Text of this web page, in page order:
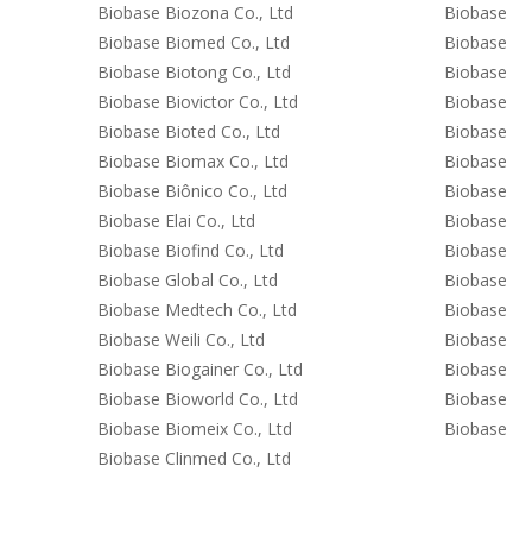
Biobase Biozona Co., Ltd
Biobase Biomed Co., Ltd
Biobase Biotong Co., Ltd
Biobase Biovictor Co., Ltd
Biobase Bioted Co., Ltd
Biobase Biomax Co., Ltd
Biobase Biônico Co., Ltd
Biobase Elai Co., Ltd
Biobase Biofind Co., Ltd
Biobase Global Co., Ltd
Biobase Medtech Co., Ltd
Biobase Weili Co., Ltd
Biobase Biogainer Co., Ltd
Biobase Bioworld Co., Ltd
Biobase Biomeix Co., Ltd
Biobase Clinmed Co., Ltd